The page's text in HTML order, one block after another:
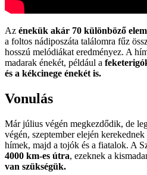
Az énekük akár 70 különböző
a foltos nádiposzáta találomra fűz
hosszú melódiákat eredményez. A
madarak énekét, például a
és a kékcinege énekét is.
Vonulás
Már július végén megkezdődik, de
végén, szeptember elején
hímek, majd a tojók és a fiatalok. A
4000 km-es útra, ezeknek a
van szükségük.